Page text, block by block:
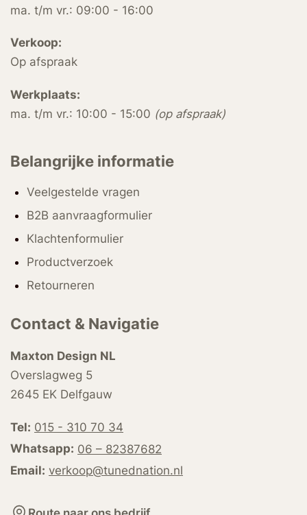
ma. t/m vr.: 09:00 - 16:00
Verkoop:
Op afspraak
Werkplaats:
ma. t/m vr.: 10:00 - 15:00 (op afspraak)
Belangrijke informatie
Veelgestelde vragen
B2B aanvraagformulier
Klachtenformulier
Productverzoek
Retourneren
Contact & Navigatie
Maxton Design NL
Overslagweg 5
2645 EK Delfgauw
Tel: 015 - 310 70 34
Whatsapp: 06 – 82387682
Email: verkoop@tunednation.nl